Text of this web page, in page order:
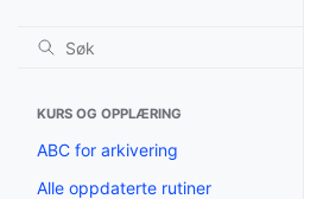
KURS OG OPPLÆRING
ABC for arkivering
Alle oppdaterte rutiner